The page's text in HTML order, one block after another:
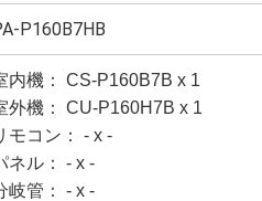
P160B7HB
内機： CS-P160B7B x 1
外機： CU-P160H7B x 1
モコン： - x -
ネル： - x -
岐管： - x -